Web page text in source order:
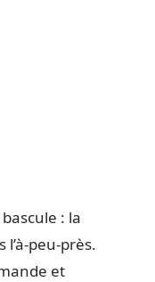
: la
l’à-peu-près.
et